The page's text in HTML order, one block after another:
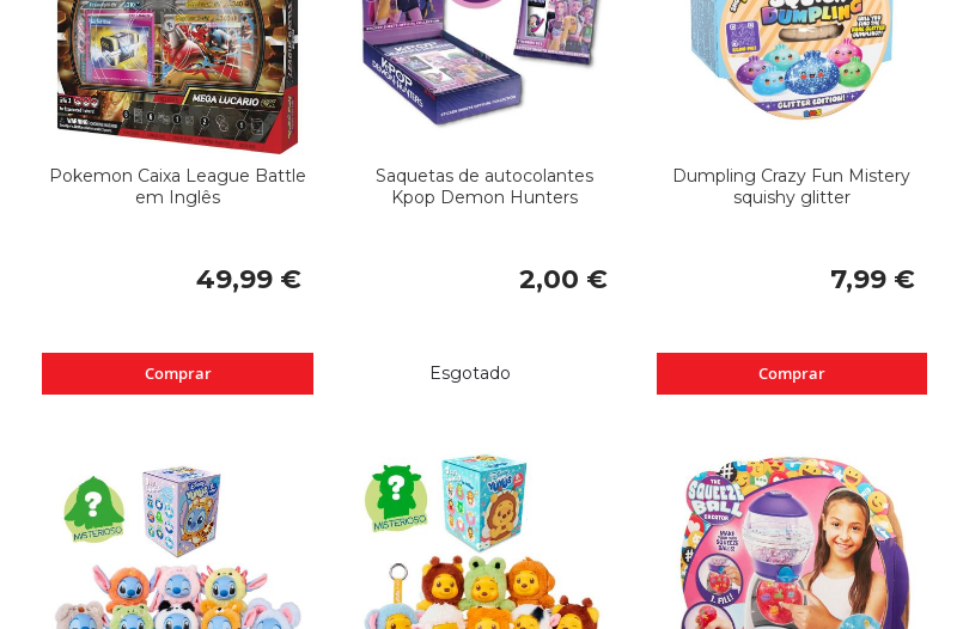
Pokemon Caixa League Battle
em Inglês
49,99 €
Comprar
Saquetas de autocolantes
Kpop Demon Hunters
2,00 €
Esgotado
Dumpling Crazy Fun Mistery
squishy glitter
7,99 €
Comprar